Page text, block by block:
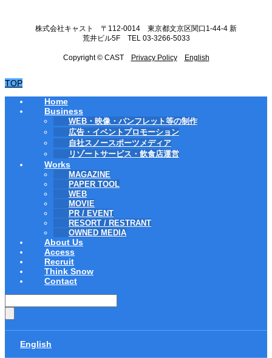
株式会社キャスト 〒112-0014 東京都文京区関口1-44-4 新
荒井ビル5F TEL 03-3266-5033
Copyright © CAST Privacy Policy English
TOP
Home
Business
WEB・映像・パンフレット等の制作
広告・イベントプロモーション
自社スノースポーツメディア
リゾートサービス・飲食店運営
Works
MAGAZINE
PAPER TOOL
WEB
MOVIE
PR / EVENT
RESORT / RESTRANT
OWNED MEDIA
About Us
Access
Recruit
Think Snow
Contact
English